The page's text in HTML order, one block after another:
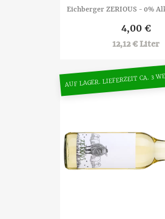
Eichberger ZERIOUS - 0%
4,00 €
12,12 € Liter
AUF LAGER. LIEFERZEIT CA. 3